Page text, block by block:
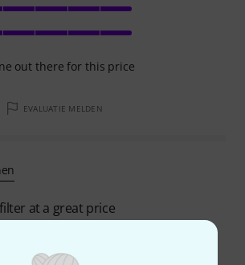
out there for this price
EVALUATIE MELDEN
at a great price
filter, packed with all the basic